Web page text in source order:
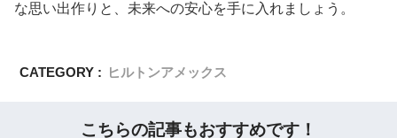
な思い出作りと、未来への安心を手に入れましょう。
CATEGORY : ヒルトンアメックス
こちらの記事もおすすめです！